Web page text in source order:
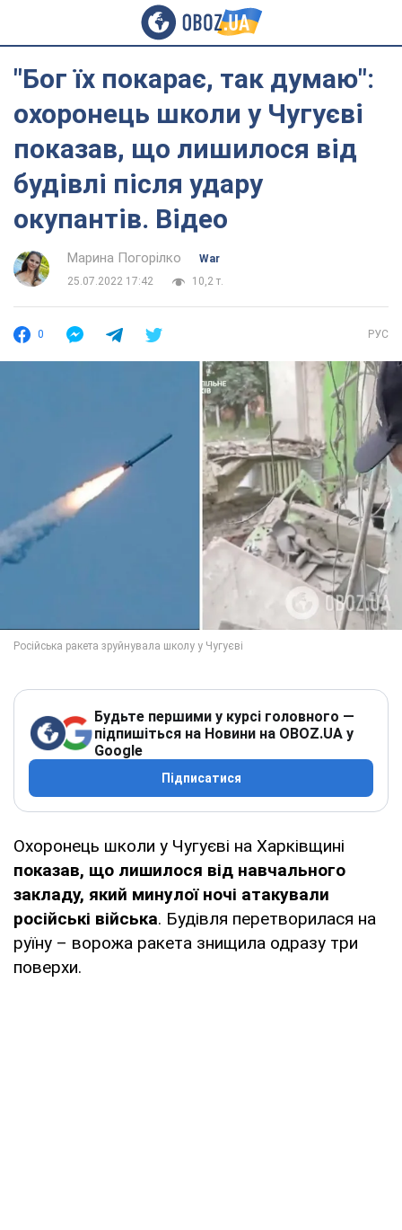
"Бог їх покарає, так думаю":
охоронець школи у Чугуєві
показав, що лишилося від
будівлі після удару
окупантів. Відео
Марина Погорілко
War
25.07.2022 17:42
10,2 т.
0 РУС
Будьте першими у курсі головного —
підпишіться на Новини на OBOZ.UA у
Google
Підписатися
Охоронець школи у Чугуєві на Харківщині
показав, що лишилося від навчального
закладу, який минулої ночі атакували
російські війська. Будівля перетворилася на
руїну – ворожа ракета знищила одразу три
поверхи.